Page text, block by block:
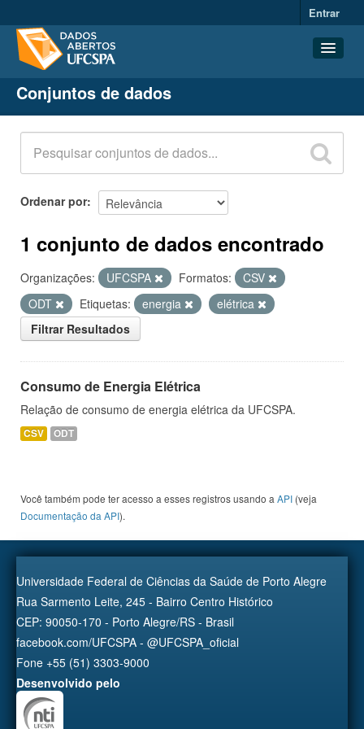
Entrar
Conjuntos de dados
Organizações
Grupos
Sobre
Conjuntos de dados
Ordenar por
1 conjunto de dados encontrado
Organizações: UFCSPA Formatos:
CSV
ODT
Etiquetas: energia
elétrica
Filtrar Resultados
Consumo de Energia Elétrica
Relação de consumo de energia elétrica da UFCSPA.
CSV ODT
Você também pode ter acesso a esses registros usando a API (veja
Documentação da API).
Universidade Federal de Ciências da Saúde de Porto Alegre
Rua Sarmento Leite, 245 - Bairro Centro Histórico
CEP: 90050-170 - Porto Alegre/RS - Brasil
facebook.com/UFCSPA - @UFCSPA_oficial
Fone +55 (51) 3303-9000
Desenvolvido pelo